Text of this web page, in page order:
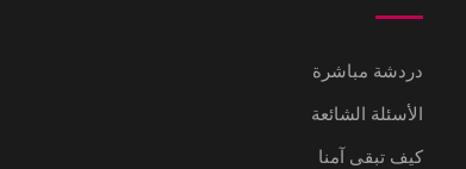
دردشة مباشرة
الأسئلة الشائعة
كيف تبقى آمنا